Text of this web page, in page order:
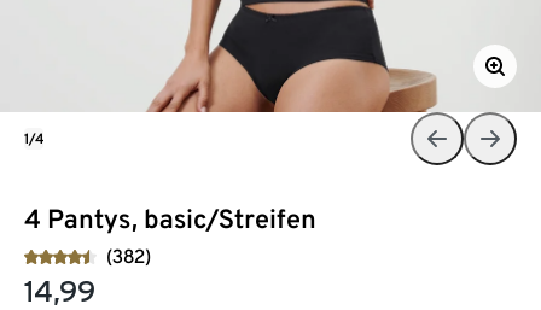
4 Pantys, basic/Streifen
(382)
14,99
1/4